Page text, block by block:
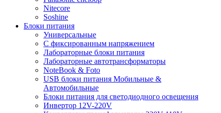
Nitecore
Soshine
Блоки питания
Универсальные
C фиксированным напряжением
Лабораторные блоки питания
Лабораторные автотрансформаторы
NoteBook & Foto
USB блоки питания Мобильные &
Автомобильные
Блоки питания для светодиодного освещения
Инвертор 12V-220V